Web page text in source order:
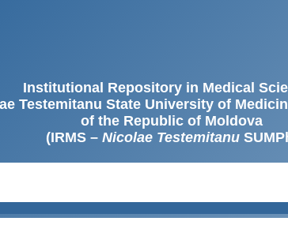
Institutional Repository in Medical
Testemitanu State University of
of the Republic of Moldova
(IRMS – Nicolae Testemitanu